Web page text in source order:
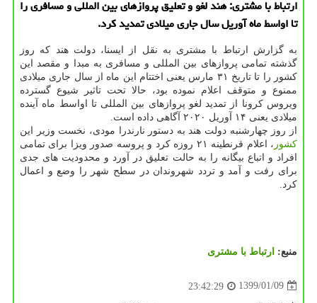
ارتباط با مشتری: هند لغو و تعلیق پروازهای بین المللی و مسافری را
تا اواسط ماه آوریل سال جاری میلادی تمدید كرد.
به گزارش ارتباط با مشتری به نقل از ایسنا، دولت هند كه روز
گذشته تمامی پروازهای بین المللی و مسافری به مبدا و مقصد این
كشور را تا تاریخ ۳۱ مارس یعنی اختتام این ماه از سال جاری میلادی
ممنوع و متوقف اعلام نموده بود، حالا تحت تاثیر شیوع گسترده
ویروس كرونا از تمدید لغو پروازهای بین المللی تا اواسط ماه آینده
میلادی یعنی ۱۴ آوریل ۲۰۲۰ آگاهی داده است.
از روز چهارشنبه دولت هند به دستور نارندرا مودی، نخست وزیر این
كشور
، اعلام قرنطینه ۲۱ روزه كرد و پروسه صدور ویزا برای تمامی
افراد و اتباع بیگانه را به حالت تعلیق در آورد و محدودیت های جدی
برای رفت و آمد و تردد شهروندان در سطح شهر را وضع و اعمال
كرد.
منبع: ارتباط با مشتری
1399/01/09
23:42:29